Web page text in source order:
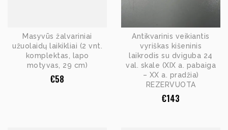
Masyvūs žalvariniai
užuolaidų laikikliai (2 vnt.
komplektas, lapo
motyvas, 29 cm)
€58
Antikvarinis veikiantis
vyriškas kišeninis
laikrodis su dviguba 24
val. skale (XIX a. pabaiga
– XX a. pradžia)
REZERVUOTA
€143